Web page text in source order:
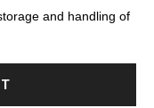
and handling of